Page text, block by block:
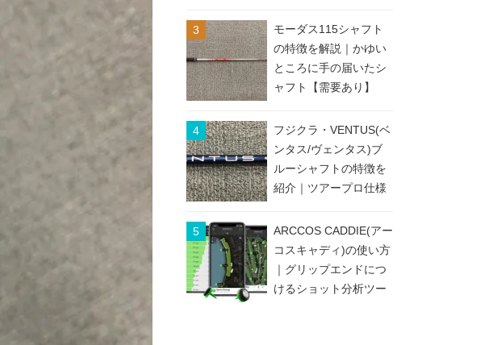
モーダス115シャフト
の特徴を解説｜かゆい
ところに手の届いたシ
ャフト【需要あり】
フジクラ・VENTUS(ベ
ンタス/ヴェンタス)ブ
ルーシャフトの特徴を
紹介｜ツアープロ仕様
ARCCOS CADDIE(アー
コスキャディ)の使い方
｜グリップエンドにつ
けるショット分析ツー